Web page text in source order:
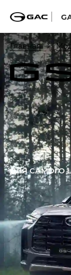
Главная
ДЛЯ САМОГО